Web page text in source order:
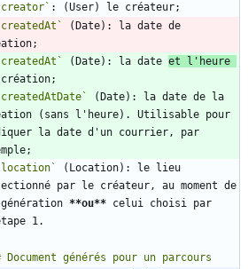
(Date): la date de
(Date): la date
(Date): la date de la
(sans l'heure). Utilisable pour
la date d'un courrier, par
(Location): le lieu
par le créateur, au moment de
**ou** celui choisi par